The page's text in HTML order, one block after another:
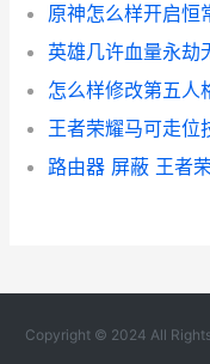
原神怎么样开启恒
英雄几许血量永劫
怎么样修改第五人
王者荣耀马可走位
路由器 屏蔽 王者
Copyright © 2024 All